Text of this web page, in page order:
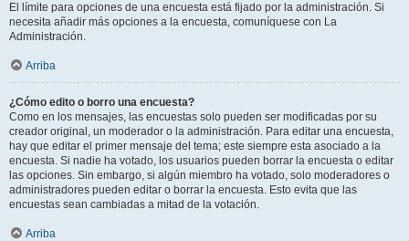
El límite para opciones de una encuesta está fijado por la administración. Si
necesita añadir más opciones a la encuesta, comuníquese con La
Administración.
Arriba
¿Cómo edito o borro una encuesta?
Como en los mensajes, las encuestas solo pueden ser modificadas por su
creador original, un moderador o la administración. Para editar una encuesta,
hay que editar el primer mensaje del tema; este siempre esta asociado a la
encuesta. Si nadie ha votado, los usuarios pueden borrar la encuesta o editar
las opciones. Sin embargo, si algún miembro ha votado, solo moderadores o
administradores pueden editar o borrar la encuesta. Esto evita que las
encuestas sean cambiadas a mitad de la votación.
Arriba